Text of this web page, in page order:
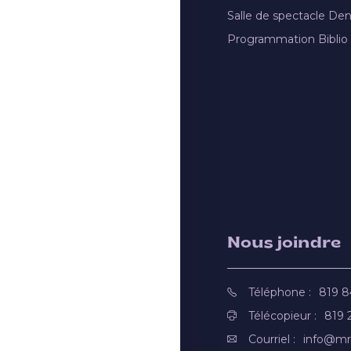
Salle de spectacle
Programmation Biblio
Nous joindre
Téléphone :
819
Télécopieur :
819
Courriel :